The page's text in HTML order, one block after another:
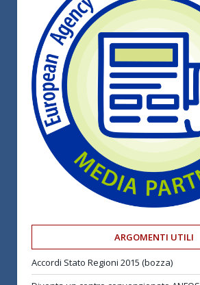
ARGOMENTI UTILI
Accordi Stato Regioni 2015 (bozza)